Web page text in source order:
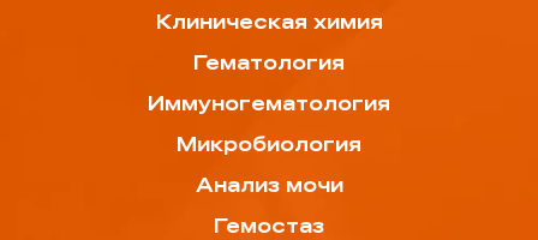
Клиническая химия
Гематология
Иммуногематология
Микробиология
Анализ мочи
Гемостаз